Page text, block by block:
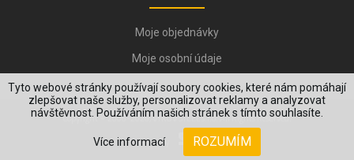
Tyto webové stránky používají soubory cookies, které nám pomáhají
zlepšovat naše služby, personalizovat reklamy a analyzovat
návštěvnost. Používáním našich stránek s tímto souhlasíte.
Více informací ROZUMÍM
Moje objednávky
Moje osobní údaje
Copyright © 2006-2026, VYKOV STEEL s.r.o. All Rights Reserved.
Created by